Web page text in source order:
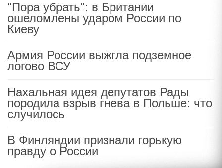
"Пора убрать": в Британии
ошеломлены ударом России по
Киеву
Армия России выжгла подземное
логово ВСУ
Нахальная идея депутатов Рады
породила взрыв гнева в Польше: что
случилось
В Финляндии признали горькую
правду о России